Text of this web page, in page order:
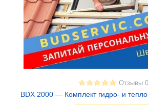
Отзывы 0
BDX 2000 — Комплект гидро- и